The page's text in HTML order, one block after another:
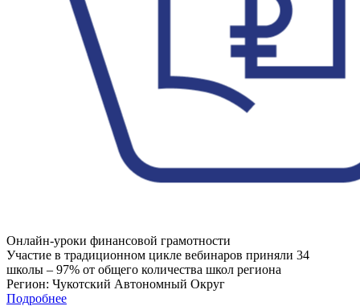
Онлайн-уроки финансовой грамотности
Участие в традиционном цикле вебинаров приняли 34
школы – 97% от общего количества школ региона
Регион: Чукотский Автономный Округ
Подробнее